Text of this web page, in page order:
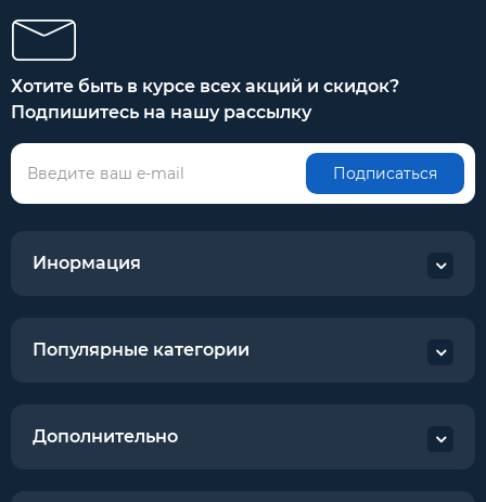
Хотите быть в курсе всех акций и скидок?
Подпишитесь на нашу рассылку
Подписаться
Инормация
Популярные категории
Дополнительно